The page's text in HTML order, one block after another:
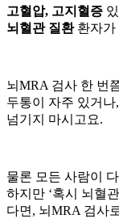
고혈압, 고지혈증
뇌혈관 질환환자가
뇌MRA 검사 한 번
두통이 자주 있거
넘기지 마시고요.
물론 모든 사람이
하지만 ‘혹시 뇌혈
다면, 뇌MRA 검사